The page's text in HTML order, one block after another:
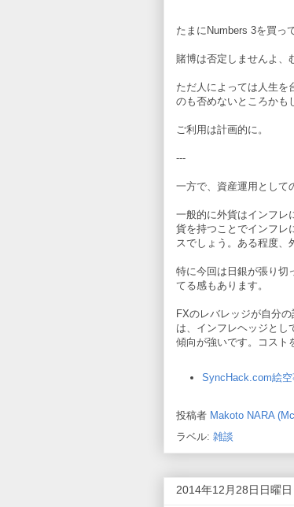
たまにNumbers 3を買っ
賭博は否定しませんよ、
ただ人によっては人生を
のも否めないところかも
ご利用は計画的に。
---
一方で、資産運用として
一般的に外貨はインフレ
貨を持つことでインフレ
スでしょう。ある程度、
特に今回は日銀が張り切
てる感もあります。
FXのレバレッジが自分
は、インフレヘッジとし
傾向が強いです。コスト
SyncHack.com絵
投稿者 Makoto NARA
ラベル: 雑談
2014年12月28日日曜日